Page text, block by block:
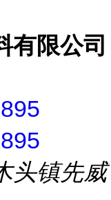
有限公司
头镇先威